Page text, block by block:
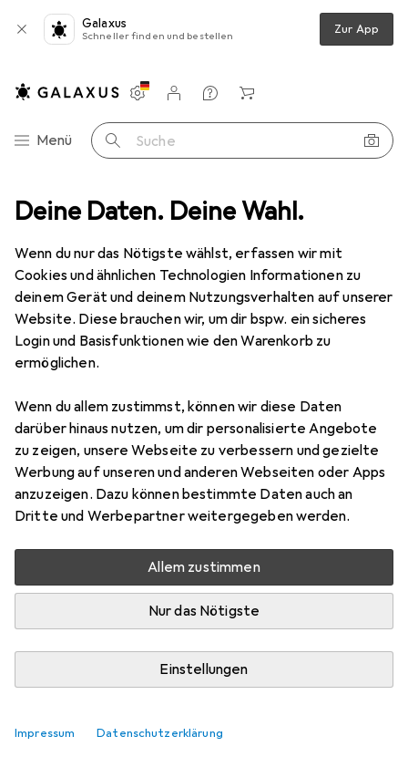
Deine Daten. Deine Wahl.
Wenn du nur das Nötigste wählst, erfassen wir mit
Cookies und ähnlichen Technologien Informationen zu
deinem Gerät und deinem Nutzungsverhalten auf unserer
Website. Diese brauchen wir, um dir bspw. ein sicheres
Login und Basisfunktionen wie den Warenkorb zu
ermöglichen.
Wenn du allem zustimmst, können wir diese Daten
darüber hinaus nutzen, um dir personalisierte Angebote
zu zeigen, unsere Webseite zu verbessern und gezielte
Werbung auf unseren und anderen Webseiten oder Apps
anzuzeigen. Dazu können bestimmte Daten auch an
Dritte und Werbepartner weitergegeben werden.
Allem zustimmen
Nur das Nötigste
Einstellungen
Impressum Datenschutzerklärung
Galaxus
Schneller finden und bestellen Zur App
Navigation nach Kategorien
Menü Suche
Einstellungen
Kundenkonto
Vergleichslisten
Merklisten
Warenkorb
NRC Publishing
Kategorien anzeigen